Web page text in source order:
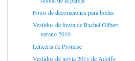
Fotos de decoraciones para bodas
Vestidos de fiesta de Rachel Gilbert
verano 2010
Lenceria de Promise
Vestidos de novia 2011 de Adolfo